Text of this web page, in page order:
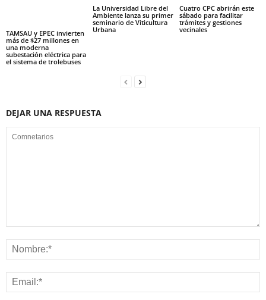
TAMSAU y EPEC invierten
más de $27 millones en
una moderna
subestación eléctrica para
el sistema de trolebuses
La Universidad Libre del
Ambiente lanza su primer
seminario de Viticultura
Urbana
Cuatro CPC abrirán este
sábado para facilitar
trámites y gestiones
vecinales
DEJAR UNA RESPUESTA